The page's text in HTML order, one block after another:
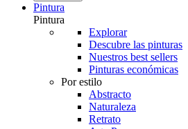
Pintura
Pintura
Explorar
Descubre las pinturas
Nuestros best sellers
Pinturas económicas
Por estilo
Abstracto
Naturaleza
Retrato